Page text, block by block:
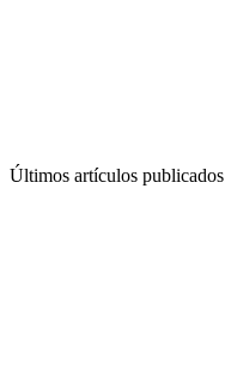
Últimos artículos publicados